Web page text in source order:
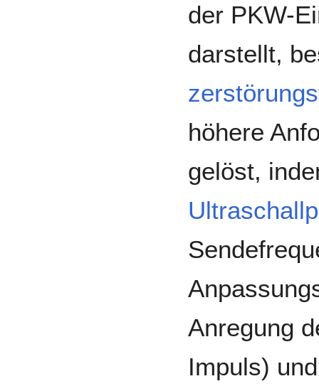
der PKW-
darstellt,
höhere
gelöst,
Anregung
Impuls)